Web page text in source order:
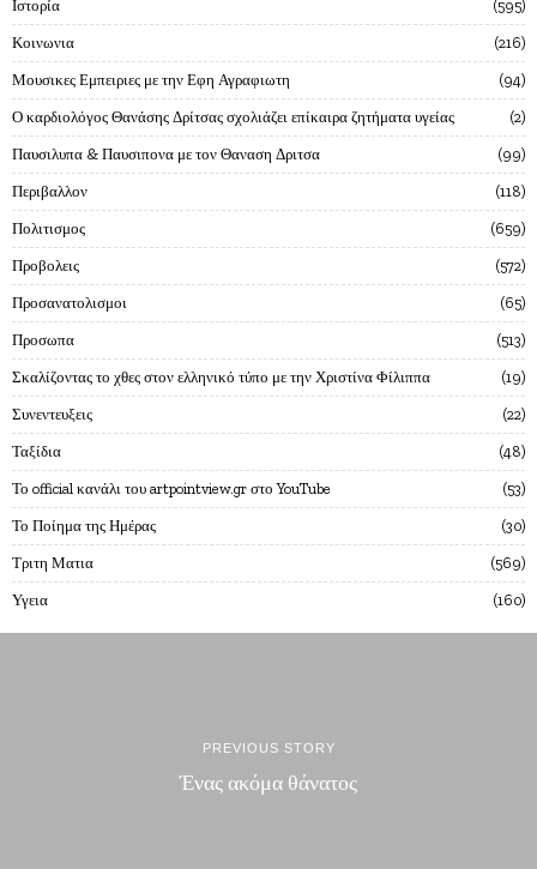
Ιστορία 595
Κοινωνια 216
Μουσικες Εμπειριες με την Εφη Αγραφιωτη 94
Ο καρδιολόγος Θανάσης Δρίτσας σχολιάζει επίκαιρα ζητήματα υγείας 2
Παυσιλυπα & Παυσιπονα με τον Θαναση Δριτσα 99
Περιβαλλον 118
Πολιτισμος 659
Προβολεις 572
Προσανατολισμοι 65
Προσωπα 513
Σκαλίζοντας το χθες στον ελληνικό τύπο με την Χριστίνα Φίλιππα 19
Συνεντευξεις 22
Ταξίδια 48
Το official κανάλι του artpointview.gr στο YouTube 53
Το Ποίημα της Ημέρας 30
Τριτη Ματια 569
Υγεια 160
PREVIOUS STORY
Ένας ακόμα θάνατος